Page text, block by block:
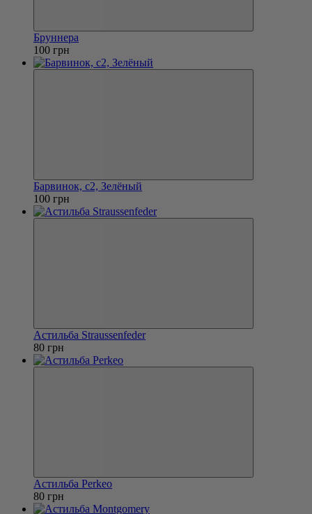
Бруннера
100 грн
Барвинок, с2, Зелёный
100 грн
Астильба Straussenfeder
80 грн
Астильба Perkeo
80 грн